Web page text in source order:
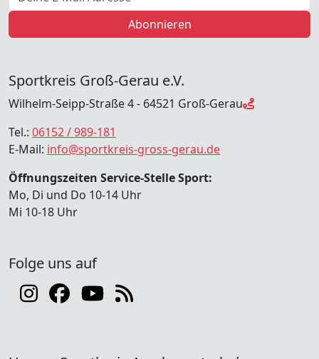
Abonnieren
Sportkreis Groß-Gerau e.V.
Wilhelm-Seipp-Straße 4 - 64521 Groß-Gerau
Tel.: 06152 / 989-181
E-Mail: info@sportkreis-gross-gerau.de
Öffnungszeiten Service-Stelle Sport:
Mo, Di und Do 10-14 Uhr
Mi 10-18 Uhr
Folge uns auf